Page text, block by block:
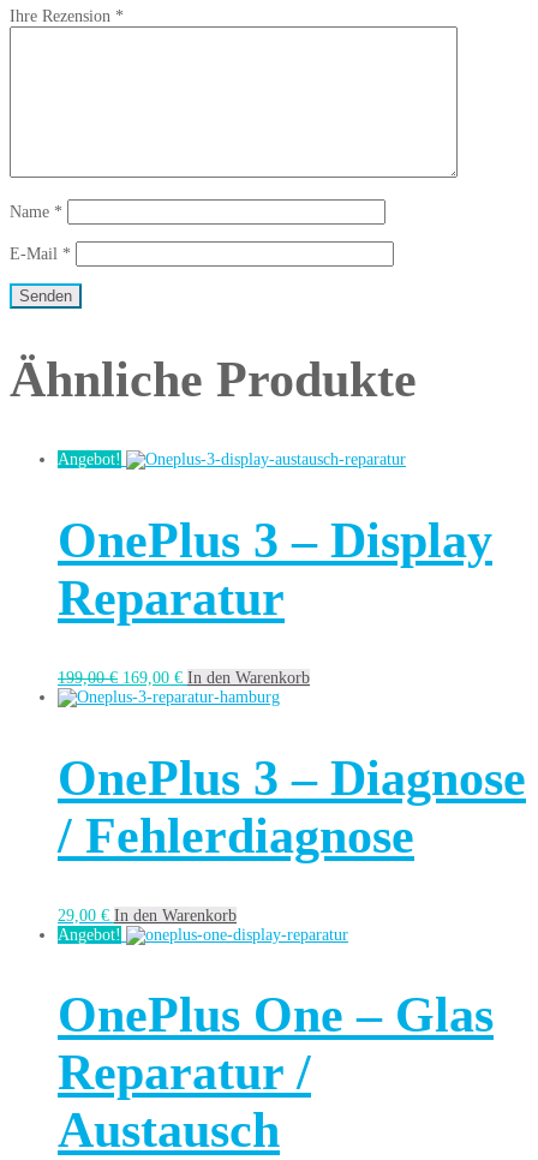
Ihre Rezension *
Name *
E-Mail *
Ähnliche Produkte
Angebot!
OnePlus 3 – Display
Reparatur
199,00€ 169,00 € In den Warenkorb
OnePlus 3 – Diagnose
/ Fehlerdiagnose
29,00 € In den Warenkorb
Angebot!
OnePlus One – Glas
Reparatur /
Austausch